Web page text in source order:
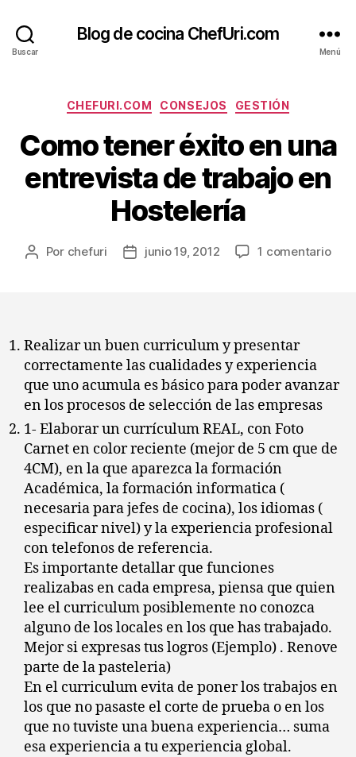
Buscar
Blog de cocina ChefUri.com
Menú
Categorías
CHEFURI.COM CONSEJOS GESTIÓN
Como tener éxito en una
entrevista de trabajo en
Hostelería
Autor
Por chefuri
Fechajunio 19, 2012 1 comentarioen
Realizar un buen curriculum y presentar
correctamente las cualidades y experiencia
que uno acumula es básico para poder avanzar
en los procesos de selección de las empresas
1- Elaborar un currículum REAL, con Foto
Carnet en color reciente (mejor de 5 cm que de
4CM), en la que aparezca la formación
Académica, la formación informatica (
necesaria para jefes de cocina), los idiomas (
especificar nivel) y la experiencia profesional
con telefonos de referencia.
Es importante detallar que funciones
realizabas en cada empresa, piensa que quien
lee el curriculum posiblemente no conozca
alguno de los locales en los que has trabajado.
Mejor si expresas tus logros (Ejemplo) . Renove
parte de la pasteleria)
En el curriculum evita de poner los trabajos en
los que no pasaste el corte de prueba o en los
que no tuviste una buena experiencia… suma
esa experiencia a tu experiencia global.